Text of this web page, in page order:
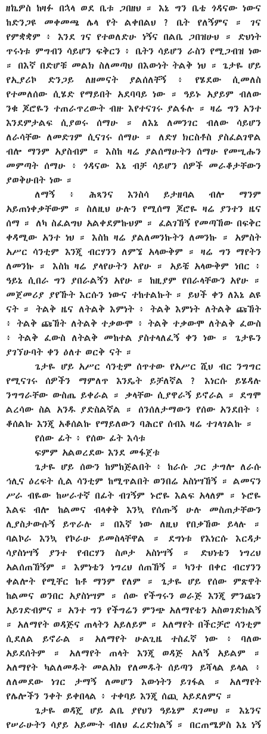
ዘኬዎስ ከዛፉ በኋላ ወደ ቤቱ ጋበዘህ ። እኔ ግን ቤቴ ጎዳናው ነውና
ከድንጋዩ መቀመጫ ሌላ የት ልቀበልህ ? ቤት የለኝምና ። ገና
የምቋቋም ፥ እንደ ገና የተወለድሁ ነኝና በልቤ ጋበዝሁህ ። ድህነት
ጥሩነቱ ምግብን ሳይሆን ፍቅርን ፥ ቤትን ሳይሆን ራስን የሚጋብዝ ነው
። በእኛ በድሆቹ መልክ ስለመጣህ በእውነት ትልቅ ነህ ። ጌታዬ ሆይ
የኢያሪኮ ድንጋይ ለዘመናት ያልሰለቸኝ ፥ የሄደው ሲመለስ
የተመለሰው ሲሄድ የማይበት አደባባይ ነው ። ዓይኑ አያይም ብለው
ንቁ ጆሮዬን ተጠራጥረውት ብዙ እየተናገሩ ያልፋሉ ። ዛሬ ግን አንተ
እንደምታልፍ ሲያወሩ ሰማሁ ። ለእኔ ለመንገር ብለው ሳይሆን
ለራሳቸው ለመድገም ሲናገሩ ሰማሁ ። ለድሃ ክርስቶስ ያስፈልገዋል
ብሎ ማንም አያስብም ። እስከ ዛሬ ያልሰማሁትን ሰማሁ የመሢሑን
መምጣት ሰማሁ ፥ ጎዳናው እኔ ብቻ ሳይሆን ሰዎች መራቆታቸውን
ያወቅሁበት ነው ።
ለማኝ ፥ ሕጻንና እንስሳ ይታዘባል ብሎ ማንም
አይጠነቀቃቸውም ። ስለዚህ ሁሉን የሚሰማ ጆሮዬ ዛሬ ያንተን ዜና
ሰማ ። ለካ ስፈልግህ አልቀደምኩህም ። ፈልገኸኝ የመጣኸው በፍቅር
ቀዳሚው አንተ ነህ ። እስከ ዛሬ ያልለመንኩትን ለመንኩ ። አምስት
አሥር ሳንቲም እንጂ ብርሃንን ለምኜ አላውቅም ። ዛሬ ግን ማየትን
ለመንኩ ። እስከ ዛሬ ያላየሁትን አየሁ ። አይቼ አላውቅም ነበር ፥
ዓይኔ ሲበራ ግን ያበራልኝን አየሁ ። ከዚያም የበራላቸውን አየሁ ።
መጀመሪያ ያየኹት እርሱን ነውና ተከተልኩት ። ይህች ቀን ለእኔ ልዩ
ናት ። ትልቅ ዜና ለትልቅ እምነት ፥ ትልቅ እምነት ለትልቅ ጩኸት
፥ ትልቅ ጩኸት ለትልቅ ተቃውሞ ፥ ትልቅ ተቃውሞ ለትልቅ ፈውስ
፥ ትልቅ ፈውስ ለትልቅ መከተል ያስተላለፈኝ ቀን ነው ። ጌታዬን
ያገኘሁባት ቀን ዕለተ ወርቅ ናት ።
ጌታዬ ሆይ አሥር ሳንቲም ሰጥተው የአሥር ሺህ ብር ንግግር
የሚናገሩ ሰዎችን ማምለጥ እንዴት ይቻለኛል ? እነርሱ ይሄዳሉ
ንግግራቸው ውስጤ ይቀራል ። ቃላቸው ሲያዋራኝ ይኖራል ። ደግሞ
ልረሳው ስል አንዱ ያድስልኛል ። ሰንሰለታማውን የሰው አንደበት ፥
ቆሰልኩ እንጂ አቆሰልኩ የማይለውን ባሕርየ ሰብእ ዛሬ ተገላገልኩ ።
የሰው ፊት ፥ የሰው ፊት እሳቱ
ፍምም አልወረደው እንደ መፋጀቱ
ጌታዬ ሆይ ሰውን ከምከጅልበት ፥ ከራሱ ጋር ታግሎ ለራሱ
ኅሊና ዕረፍት ሲል ሳንቲም ከሚጥልበት ወንበሬ አስነሣኸኝ ። ልመናን
ሥራ ብዬው ከሠራተኛ በፊት ብገኝም ኑሮዬ እልፍ አላለም ። ኑሮዬ
እልፍ ብሎ ከልመና ብላቀቅ እንኳ የሰጡኝ ሁሉ መስጠታቸውን
ሊያስታውሱኝ ይጥራሉ ። በእኛ ነው ለዚህ የበቃኸው ይላሉ ።
ባልኮራ እንኳ የኮራሁ ይመስላቸዋል ። ደግነቱ የእነርሱ እርዳታ
ሳያስነሣኝ ያንተ የብርሃን ስጦታ አስነሣኝ ። ድህነቴን ነግረህ
አልሰጠኸኝም ። እምነቴን ነግረህ ሰጠኸኝ ። ካንተ በቀር ብርሃንን
ቀልሎት የሚቸር ከቶ ማንም የለም ። ጌታዬ ሆይ የሰው ምጽዋት
ከልመና ወንበር አያስነሣም ። ሰው የችግሩን ወራጅ እንጂ ምንጩን
አይገድብምና ። አንተ ግን የችግሬን ምንጭ አለማየቴን አስወገድክልኝ
። አለማየት ወዳጅና ጠላትን አይለይም ። አለማየት በችርቻሮ ሳንቲም
ሲደለል ይኖራል ። አለማየት ሁልጊዜ ተስፈኛ ነው ፥ ባለው
አይደሰትም ። አለማየት ጠላት እንጂ ወዳጅ አለኝ አይልም ።
አለማየት ካልለመዱት መልአክ የለመዱት ሰይጣን ይሻላል ይላል ፥
ለለመደው ነገር ታማኝ ለመሆን እውነትን ይገፋል ። አለማየት
የሌሎችን ንቀት ይቀበላል ፥ ተቀባይ እንጂ ሰጪ አይደለምና ።
ጌታዬ ወዳጄ ሆይ ልቤ ያየህን ዓይኔም ደገመህ ። እኔንና
የሠራሁትን ሳያይ አይሙት ብለህ ፈረድክልኝ ። በርጠሜዎስ እኔ ነኝ